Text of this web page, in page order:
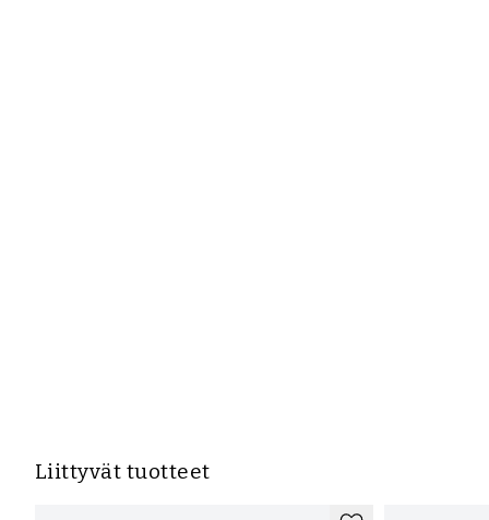
Liittyvät tuotteet